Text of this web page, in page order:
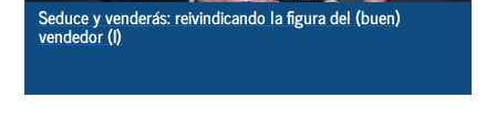
Seduce y venderás: reivindicando la figura del (buen)
vendedor (I)